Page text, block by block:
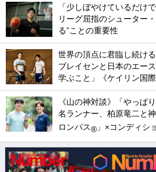
「少しぼやけているだけ
リーグ屈指のシューター
る”ことの重要性
世界の頂点に君臨し続け
ブレイセンと日本のエー
学ぶこと」《ケイリン国
《山の神対談》「やっぱ
名ランナー、柏原竜二と
ロンパス® 」×コンディシ